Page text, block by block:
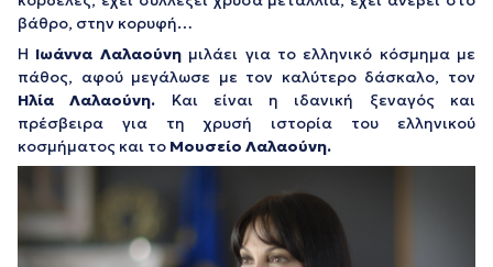
βάθρο, στην κορυφή…
Η Ιωάννα Λαλαούνημιλάει για το ελληνικό κόσμημα με
πάθος, αφού μεγάλωσε με τον καλύτερο δάσκαλο, τον
Ηλία Λαλαούνη. Και είναι η ιδανική ξεναγός και
πρέσβειρα για τη χρυσή ιστορία του ελληνικού
κοσμήματος και το Μουσείο Λαλαούνη.